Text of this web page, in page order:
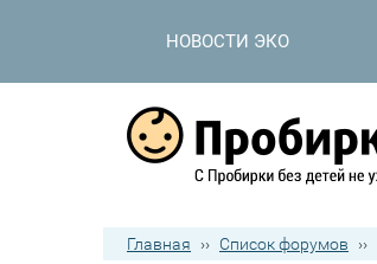
НОВОСТИ ЭКО
Главная ›› Список форумов ››